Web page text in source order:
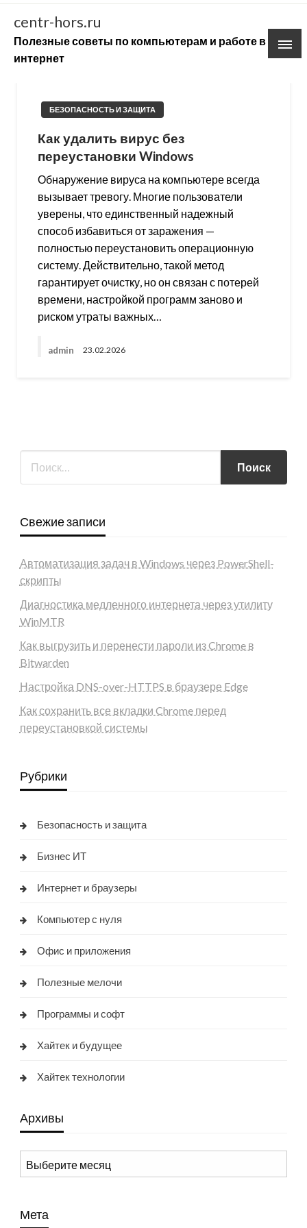
Skip
content
centr-hors.ru
Полезные советы по компьютерам и работе в
интернет
БЕЗОПАСНОСТЬ И ЗАЩИТА
Как удалить вирус без
переустановки Windows
Обнаружение вируса на компьютере всегда
вызывает тревогу. Многие пользователи
уверены, что единственный надежный
способ избавиться от заражения —
полностью переустановить операционную
систему. Действительно, такой метод
гарантирует очистку, но он связан с потерей
времени, настройкой программ заново и
риском утраты важных…
admin 23.02.2026
Свежие записи
Автоматизация задач в Windows через PowerShell-
скрипты
Диагностика медленного интернета через утилиту
WinMTR
Как выгрузить и перенести пароли из Chrome в
Bitwarden
Настройка DNS-over-HTTPS в браузере Edge
Как сохранить все вкладки Chrome перед
переустановкой системы
Рубрики
Безопасность и защита
Бизнес ИТ
Интернет и браузеры
Компьютер с нуля
Офис и приложения
Полезные мелочи
Программы и софт
Хайтек и будущее
Хайтек технологии
Архивы
Архивы
Мета